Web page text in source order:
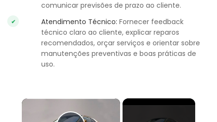
comunicar previsões de prazo ao cliente.
Atendimento Técnico: Fornecer feedback
técnico claro ao cliente, explicar reparos
recomendados, orçar serviços e orientar sobre
manutenções preventivas e boas práticas de
uso.
×